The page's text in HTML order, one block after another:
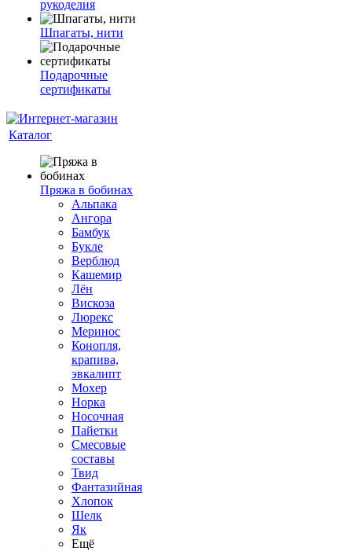
рукоделия
Шпагаты, нити
Подарочные
сертификаты
Каталог
Пряжа в бобинах
Альпака
Ангора
Бамбук
Букле
Верблюд
Кашемир
Лён
Вискоза
Люрекс
Меринос
Конопля,
крапива,
эвкалипт
Мохер
Норка
Носочная
Пайетки
Смесовые
составы
Твид
Фантазийная
Хлопок
Шелк
Як
Ещё